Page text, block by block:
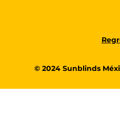
© 2024 Sunblinds